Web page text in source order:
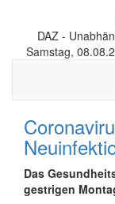
DAZ -
Samstag,
Das
gestrigen